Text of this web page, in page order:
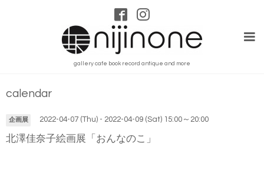
gallery cafe book record antique and more
calendar
企画展 2022-04-07 (Thu) - 2022-04-09 (Sat) 15:00～20:00
北澤佳奈子絵画展「おんなのこ」